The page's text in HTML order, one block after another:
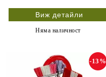
Виж детайли
Няма наличност
-13%